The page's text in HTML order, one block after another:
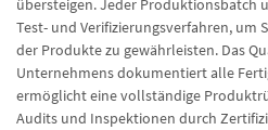
übersteigen. Jeder Produktionsbatch
Test- und Verifizierungsverfahren, um
der Produkte zu gewährleisten. Das
Unternehmens dokumentiert alle
ermöglicht eine vollständige
Audits und Inspektionen durch